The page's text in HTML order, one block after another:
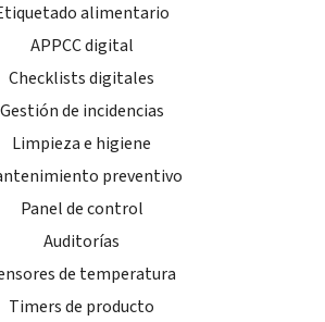
alimentario
APPCC digital
Checklists digitales
Gestión de incidencias
Limpieza e higiene
preventivo
Panel de control
Auditorías
de temperatura
Timers de producto